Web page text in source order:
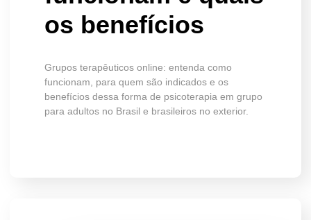
os benefícios
Grupos terapêuticos online: entenda como
funcionam, para quem são indicados e os
benefícios dessa forma de psicoterapia em grupo
para adultos no Brasil e brasileiros no exterior.